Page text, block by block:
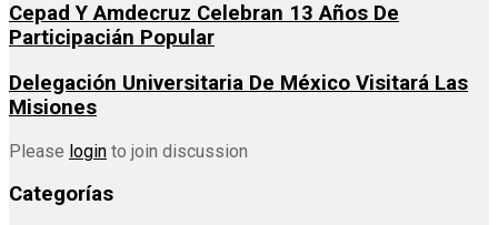
Cepad Y Amdecruz Celebran 13 Años De
Participacián Popular
Delegación Universitaria De México Visitará Las
Misiones
Please login to join discussion
Categorías